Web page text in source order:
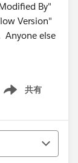
By"
Version"
Anyone else
共有
menu